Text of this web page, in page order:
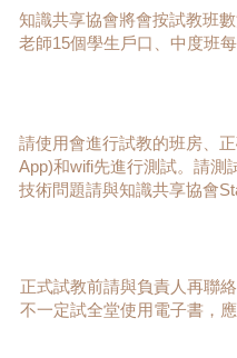
知識共享協會將會按試教班
老師15個學生戶口、中度班
請使用會進行試教的班房、
App)和wifi先進行測試。請測
技術問題請與知識共享協會
正式試教前請與負責人再聯
不一定試全堂使用電子書，